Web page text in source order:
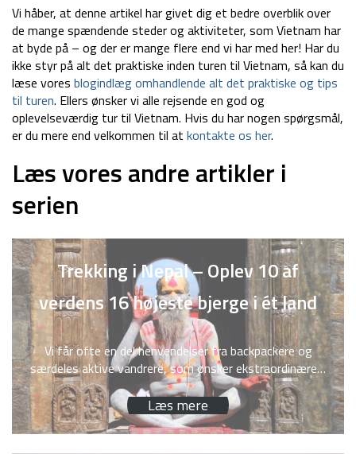
Vi håber, at denne artikel har givet dig et bedre overblik over
de mange spændende steder og aktiviteter, som Vietnam har
at byde på – og der er mange flere end vi har med her! Har du
ikke styr på alt det praktiske inden turen til Vietnam, så kan du
læse vores blogindlæg omhandlende alt det praktiske og tips
til turen. Ellers ønsker vi alle rejsende en god og
oplevelseværdig tur til Vietnam. Hvis du har nogen spørgsmål,
er du mere end velkommen til at kontakte os her.
Læs vores andre artikler i
serien
Trekking i Nepal – Oplev 10 af
verdens 16 højeste bjerge i ét land
Vi får ofte en del henvendelser fra backpackere og
særdeles aktive vandrere, som ønsker ekstraordinære…
Læs mere